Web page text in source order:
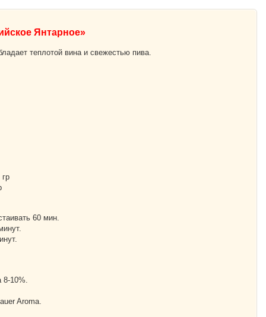
Янтарное»
теплотой вина и свежестью пива.
60 мин.
10%.
Aroma.